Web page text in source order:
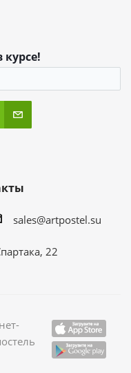
курсе!
sales@artpostel.su
22